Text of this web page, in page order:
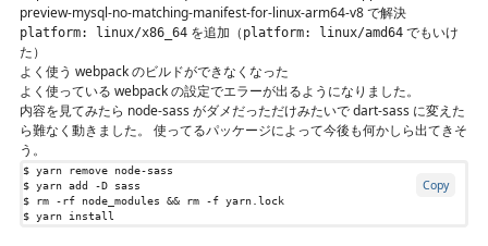
preview-mysql-no-matching-manifest-for-linux-arm64-v8で解決
platform: linux/x86_64 を追加（ platform: linux/amd64 でもいけ
た）
よく使う webpack のビルドができなくなった
よく使っている webpack の設定でエラーが出るようになりました。
内容を見てみたら node-sass がダメだっただけみたいで dart-sass に変えた
ら難なく動きました。 使ってるパッケージによって今後も何かしら出てきそ
う。
Copy
$ rm -rf node_modules &&
$ yarn install